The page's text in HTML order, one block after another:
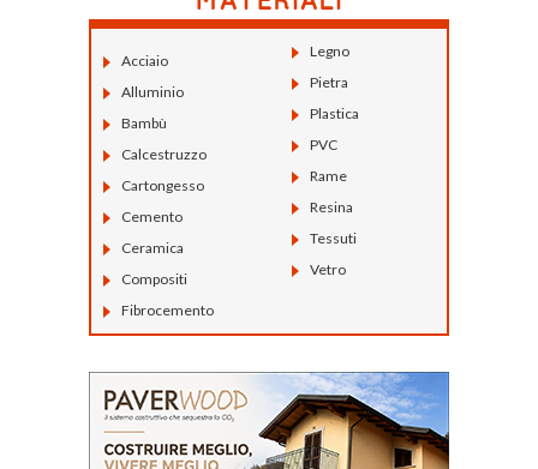
Acciaio
Alluminio
Bambù
Calcestruzzo
Cartongesso
Cemento
Ceramica
Compositi
Fibrocemento
Legno
Pietra
Plastica
PVC
Rame
Resina
Tessuti
Vetro